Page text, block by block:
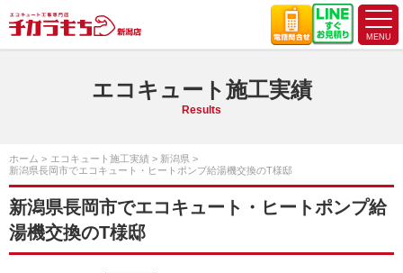
エコキュート施工実績
Results
ホーム エコキュート施工実績
新潟県
新潟県長岡市でエコキュート・ヒートポンプ給湯機交換のT様邸
新潟県長岡市でエコキュート・ヒートポンプ給
湯機交換のT様邸